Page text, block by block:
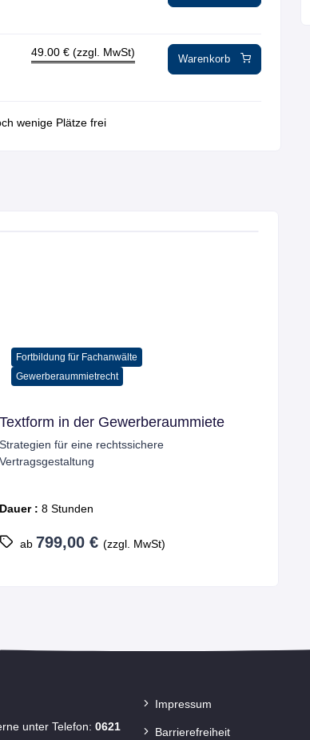
49.00€ (zzgl. MwSt)
Warenkorb
wenige Plätze frei
Fortbildung für Fachanwälte
Gewerberaummietrecht
Textform in der Gewerberaummiete
Strategien für eine rechtssichere
Vertragsgestaltung
Dauer : 8 Stunden
ab 799,00 €(zzgl. MwSt)
unter Telefon: 0621
Impressum
Barrierefreiheit